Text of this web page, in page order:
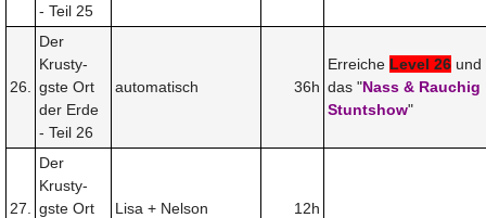
- Teil 25
26.
Der
Krusty-
gste Ort
der Erde
- Teil 26
automatisch 36h
Erreiche Level 26 und
das "Nass & Rauchig
Stuntshow"
27.
Der
Krusty-
gste Ort
Lisa + Nelson 12h